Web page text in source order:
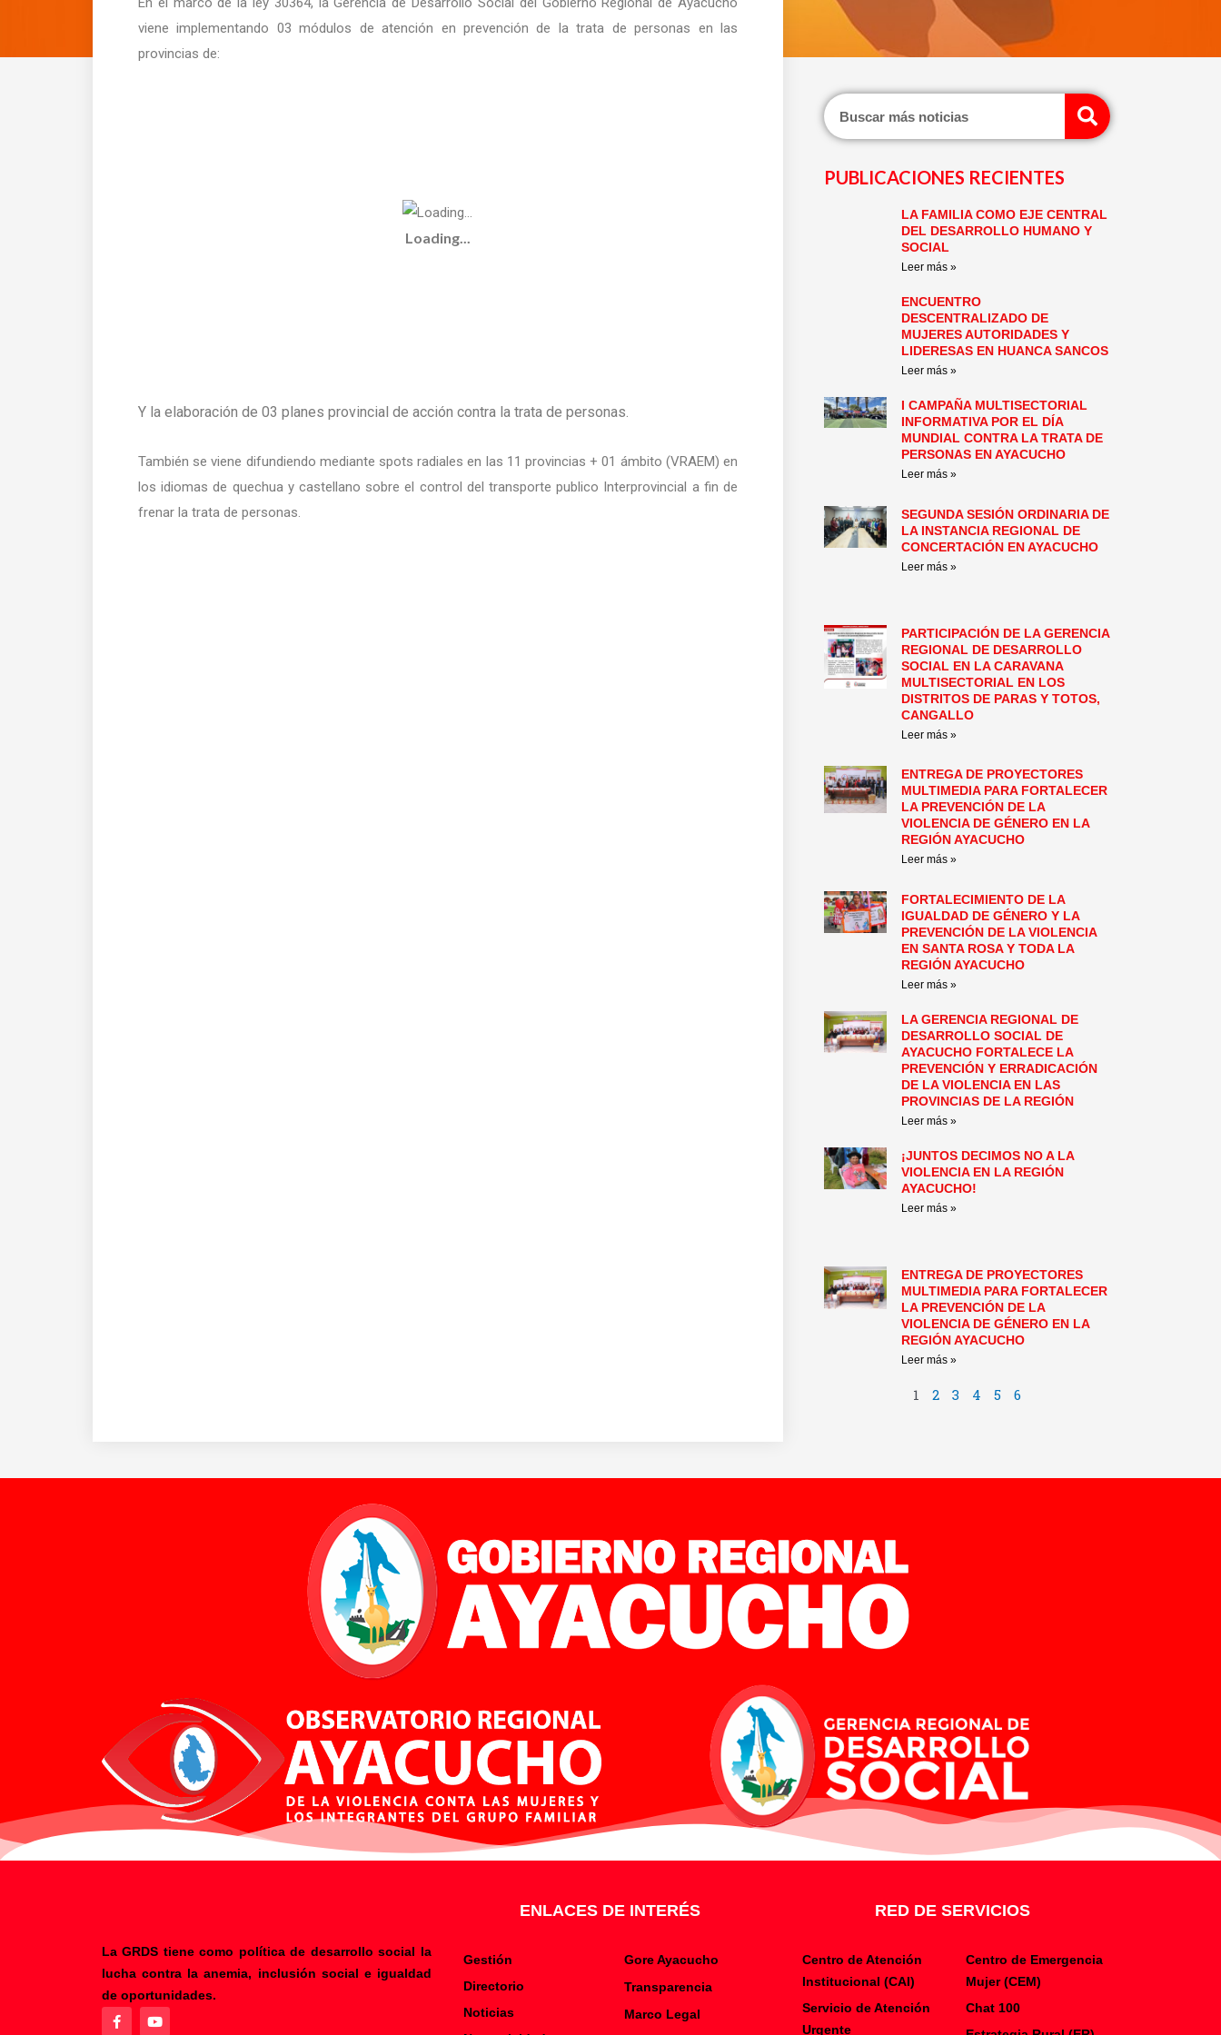
viene implementando 03 módulos de atención en prevención de la trata de personas en las
provincias de:
Loading...
Y la elaboración de 03 planes provincial de acción contra la trata de personas.
También se viene difundiendo mediante spots radiales en las 11 provincias + 01 ámbito (VRAEM) en
los idiomas de quechua y castellano sobre el control del transporte publico Interprovincial a fin de
frenar la trata de personas.
Search
PUBLICACIONES RECIENTES
LA FAMILIA COMO EJE CENTRAL
DEL DESARROLLO HUMANO Y
SOCIAL
Leer más »
ENCUENTRO
DESCENTRALIZADO DE
MUJERES AUTORIDADES Y
LIDERESAS EN HUANCA SANCOS
Leer más »
I CAMPAÑA MULTISECTORIAL
INFORMATIVA POR EL DÍA
MUNDIAL CONTRA LA TRATA DE
PERSONAS EN AYACUCHO
Leer más »
SEGUNDA SESIÓN ORDINARIA DE
LA INSTANCIA REGIONAL DE
CONCERTACIÓN EN AYACUCHO
Leer más »
PARTICIPACIÓN DE LA GERENCIA
REGIONAL DE DESARROLLO
SOCIAL EN LA CARAVANA
MULTISECTORIAL EN LOS
DISTRITOS DE PARAS Y TOTOS,
CANGALLO
Leer más »
ENTREGA DE PROYECTORES
MULTIMEDIA PARA FORTALECER
LA PREVENCIÓN DE LA
VIOLENCIA DE GÉNERO EN LA
REGIÓN AYACUCHO
Leer más »
FORTALECIMIENTO DE LA
IGUALDAD DE GÉNERO Y LA
PREVENCIÓN DE LA VIOLENCIA
EN SANTA ROSA Y TODA LA
REGIÓN AYACUCHO
Leer más »
LA GERENCIA REGIONAL DE
DESARROLLO SOCIAL DE
AYACUCHO FORTALECE LA
PREVENCIÓN Y ERRADICACIÓN
DE LA VIOLENCIA EN LAS
PROVINCIAS DE LA REGIÓN
Leer más »
¡JUNTOS DECIMOS NO A LA
VIOLENCIA EN LA REGIÓN
AYACUCHO!
Leer más »
ENTREGA DE PROYECTORES
MULTIMEDIA PARA FORTALECER
LA PREVENCIÓN DE LA
VIOLENCIA DE GÉNERO EN LA
REGIÓN AYACUCHO
Leer más »
Page
1
Page
2
Page
3
Page
4
Page
5
Page
6
La GRDS tiene como política de desarrollo social la
lucha contra la anemia, inclusión social e igualdad
de oportunidades.
F
a
c
Y
o
u
ENLACES DE INTERÉS
Gestión
Directorio
Noticias
Gore Ayacucho
Transparencia
Marco Legal
RED DE SERVICIOS
Centro de Atención
Institucional (CAI)
Servicio de Atención
Urgente
Centro de Emergencia
Mujer (CEM)
Chat 100